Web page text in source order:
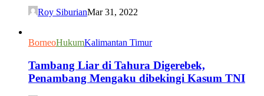
Roy SiburianMar 31, 2022
BorneoHukumKalimantan Timur
Tambang Liar di Tahura Digerebek,
Penambang Mengaku dibekingi Kasum TNI